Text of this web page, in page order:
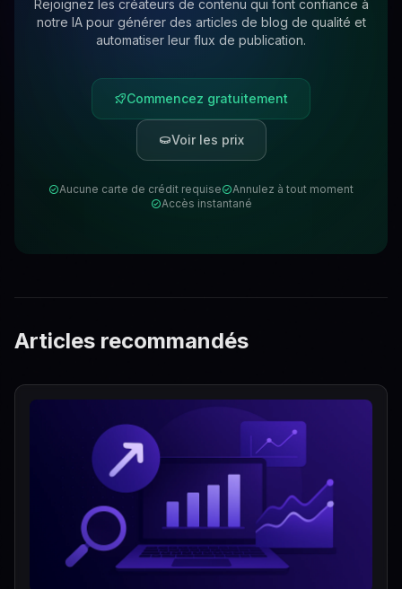
Rejoignez les créateurs de contenu qui font confiance à
notre IA pour générer des articles de blog de qualité et
automatiser leur flux de publication.
Commencez gratuitement
Voir les prix
Aucune carte de crédit requise
Annulez à tout moment
Accès instantané
Articles recommandés